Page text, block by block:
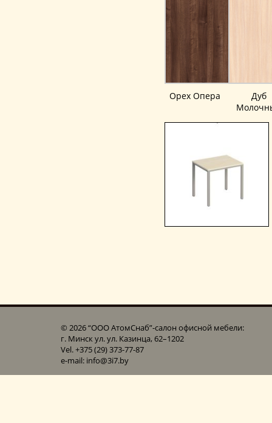
Орех Опера
Дуб
© 2026 “ООО АтомСнаб”-cалон офисной мебели:
г. Минск ул. ул. Казинца, 62–1202
Vel. +375 (29) 373-77-87
e-mail: info@3i7.by